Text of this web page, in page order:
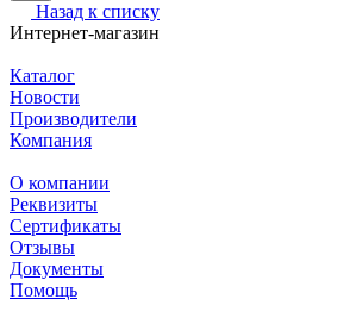
Назад к списку
Интернет-магазин
Каталог
Новости
Производители
Компания
О компании
Реквизиты
Сертификаты
Отзывы
Документы
Помощь